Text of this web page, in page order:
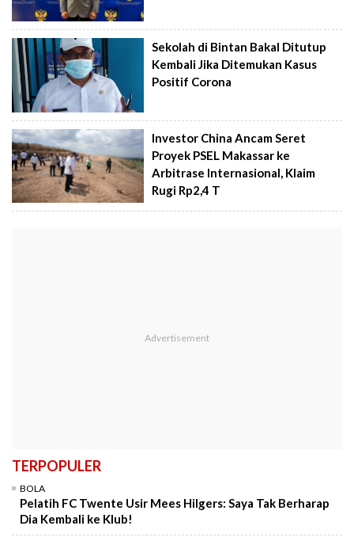
Sekolah di Bintan Bakal Ditutup
Kembali Jika Ditemukan Kasus
Positif Corona
Investor China Ancam Seret
Proyek PSEL Makassar ke
Arbitrase Internasional, Klaim
Rugi Rp2,4 T
TERPOPULER
BOLA
Pelatih FC Twente Usir Mees Hilgers: Saya Tak Berharap
Dia Kembali ke Klub!